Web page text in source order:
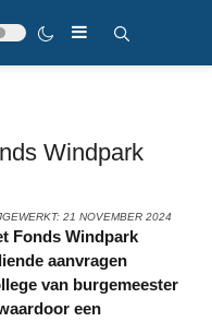
Windpark
21 NOVEMBER 2024
aanvragen
van burgemeester
een